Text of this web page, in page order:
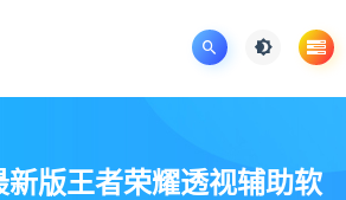
新版王者荣耀透视辅助软